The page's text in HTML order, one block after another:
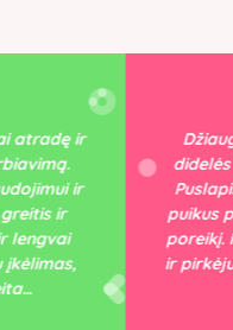
Džiaugiuosi
didelės kūrėjų
Puslapis
puikus prekių
poreikį. Patogu
ir pirkėjui.